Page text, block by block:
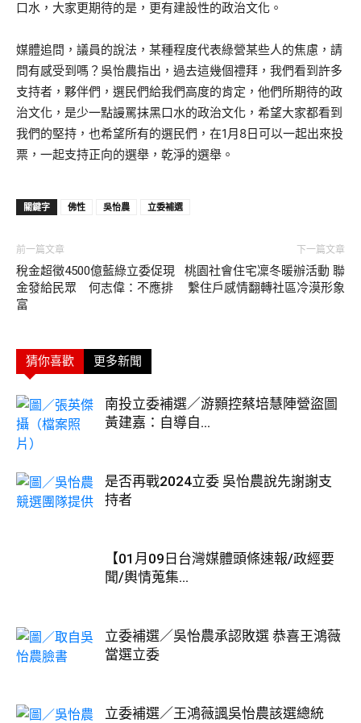
口水，大家更期待的是，更有建設性的政治文化。
媒體追問，議員的說法，某種程度代表綠營某些人的焦慮，請
問有感受到嗎？吳怡農指出，過去這幾個禮拜，我們看到許多
支持者，夥伴們，選民們給我們高度的肯定，他們所期待的政
治文化，是少一點謾罵抹黑口水的政治文化，希望大家都看到
我們的堅持，也希望所有的選民們，在1月8日可以一起出來投
票，一起支持正向的選舉，乾淨的選舉。
關鍵字 佛性 吳怡農 立委補選
前一篇文章
稅金超徵4500億藍綠立委促現
金發給民眾 何志偉：不應排
富
下一篇文章
桃園社會住宅凜冬暖辦活動 聯
繫住戶感情翻轉社區冷漠形象
猜你喜歡 更多新聞
南投立委補選／游顥控蔡培慧陣營盜圖
黃建嘉：自導自...
是否再戰2024立委 吳怡農說先謝謝支
持者
【01月09日台灣媒體頭條速報/政經要
聞/輿情蒐集...
立委補選／吳怡農承認敗選 恭喜王鴻薇
當選立委
立委補選／王鴻薇諷吳怡農該選總統